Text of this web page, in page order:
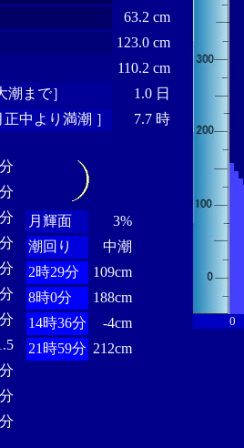
63.2 cm
123.0 cm
110.2 cm
まで］
1.0 日
中より満潮 ］
7.7 時
月輝面
3%
潮回り
中潮
2時29分
109cm
8時0分
188cm
14時36分
-4cm
21時59分 212cm
0